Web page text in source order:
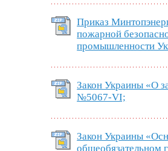
Приказ
пожарной
промышленности
Закон Украины «О
№5067-VI;
Закон Украины
общеобязательном